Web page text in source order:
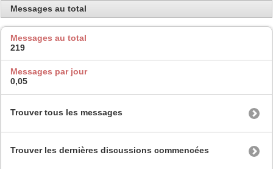
Messages au total
Messages au total
219
Messages par jour
0,05
Trouver tous les messages
Trouver les dernières discussions commencées